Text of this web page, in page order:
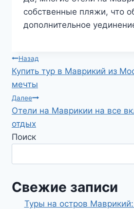
собственные пляжи, что
дополнительное
Навигация
по
записям
Назад
Купить тур в Маврикий из
мечты
Далее
Отели на Маврикии на все
отдых
Поиск
Свежие записи
Туры на остров